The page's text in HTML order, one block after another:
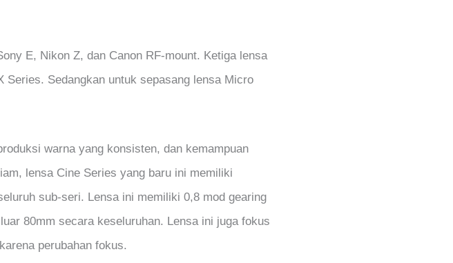
E, Nikon Z, dan Canon RF-mount. Ketiga lensa
Series. Sedangkan untuk sepasang lensa Micro
warna yang konsisten, dan kemampuan
lensa Cine Series yang baru ini memiliki
sub-seri. Lensa ini memiliki 0,8 mod gearing
80mm secara keseluruhan. Lensa ini juga fokus
perubahan fokus.